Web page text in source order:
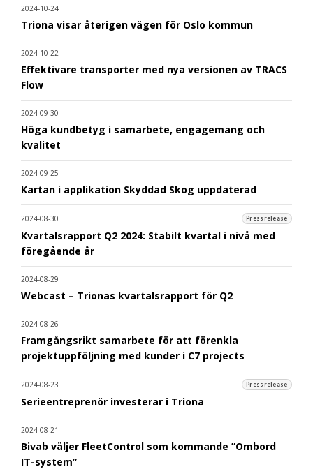
2024-10-24
Triona visar återigen vägen för Oslo kommun
2024-10-22
Effektivare transporter med nya versionen av TRACS
Flow
2024-09-30
Höga kundbetyg i samarbete, engagemang och
kvalitet
2024-09-25
Kartan i applikation Skyddad Skog uppdaterad
2024-08-30 Pressrelease
Kvartalsrapport Q2 2024: Stabilt kvartal i nivå med
föregående år
2024-08-29
Webcast – Trionas kvartalsrapport för Q2
2024-08-26
Framgångsrikt samarbete för att förenkla
projektuppföljning med kunder i C7 projects
2024-08-23 Pressrelease
Serieentreprenör investerar i Triona
2024-08-21
Bivab väljer FleetControl som kommande ”Ombord
IT-system”